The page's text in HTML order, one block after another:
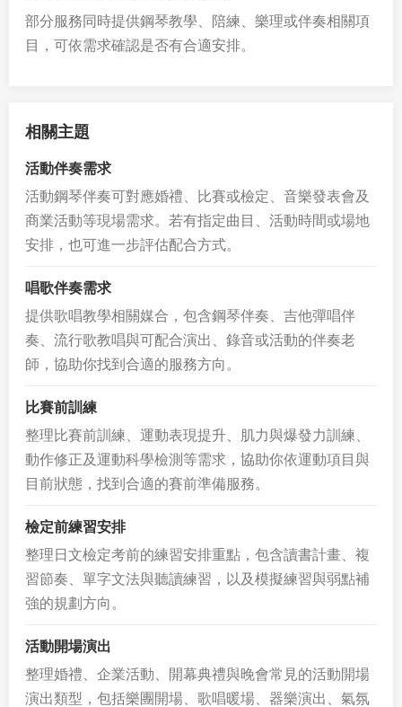
部分服務同時提供鋼琴教學、陪練、樂理或伴奏相關項
目，可依需求確認是否有合適安排。
相關主題
活動伴奏需求
活動鋼琴伴奏可對應婚禮、比賽或檢定、音樂發表會及
商業活動等現場需求。若有指定曲目、活動時間或場地
安排，也可進一步評估配合方式。
唱歌伴奏需求
提供歌唱教學相關媒合，包含鋼琴伴奏、吉他彈唱伴
奏、流行歌教唱與可配合演出、錄音或活動的伴奏老
師，協助你找到合適的服務方向。
比賽前訓練
整理比賽前訓練、運動表現提升、肌力與爆發力訓練、
動作修正及運動科學檢測等需求，協助你依運動項目與
目前狀態，找到合適的賽前準備服務。
檢定前練習安排
整理日文檢定考前的練習安排重點，包含讀書計畫、複
習節奏、單字文法與聽讀練習，以及模擬練習與弱點補
強的規劃方向。
活動開場演出
整理婚禮、企業活動、開幕典禮與晚會常見的活動開場
演出類型，包括樂團開場、歌唱暖場、器樂演出、氣氛